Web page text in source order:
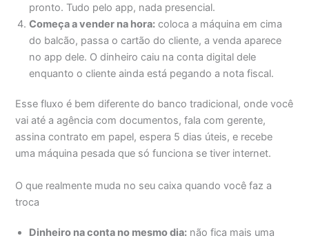
pronto. Tudo pelo app, nada presencial.
Começa a vender na hora: coloca a máquina em cima
do balcão, passa o cartão do cliente, a venda aparece
no app dele. O dinheiro caiu na conta digital dele
enquanto o cliente ainda está pegando a nota fiscal.
Esse fluxo é bem diferente do banco tradicional, onde você
vai até a agência com documentos, fala com gerente,
assina contrato em papel, espera 5 dias úteis, e recebe
uma máquina pesada que só funciona se tiver internet.
O que realmente muda no seu caixa quando você faz a
troca
Dinheiro na conta no mesmo dia: não fica mais uma